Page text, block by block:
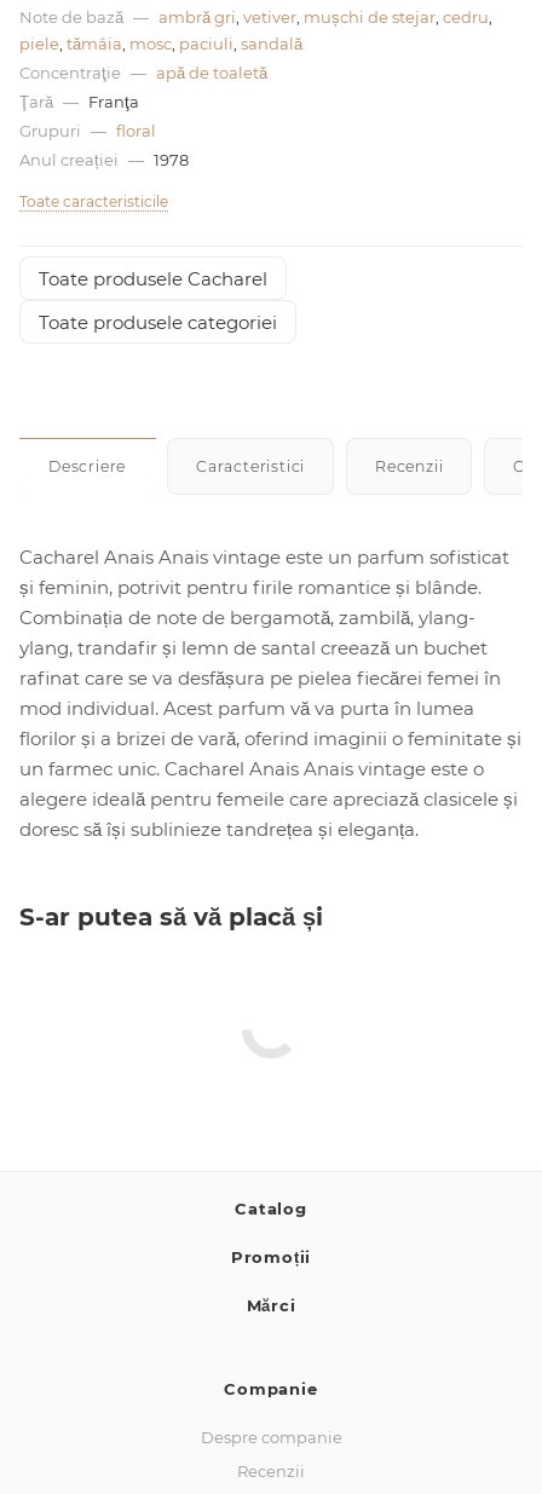
Note de bază — ambră gri vetiver mușchi de stejar cedru
piele tămâia mosc paciuli sandală
Concentraţie — apă de toaletă
Ţară — Franţa
Grupuri
— floral
Anul creației
— 1978
Toate caracteristicile
Toate produsele Cacharel
Toate produsele categoriei
Descriere Caracteristici Recenzii
Cacharel Anais Anais vintage este un parfum sofisticat
și feminin, potrivit pentru firile romantice și blânde.
Combinația de note de bergamotă, zambilă, ylang-
ylang, trandafir și lemn de santal creează un buchet
rafinat care se va desfășura pe pielea fiecărei femei în
mod individual. Acest parfum vă va purta în lumea
florilor și a brizei de vară, oferind imaginii o feminitate și
un farmec unic. Cacharel Anais Anais vintage este o
alegere ideală pentru femeile care apreciază clasicele și
doresc să își sublinieze tandrețea și eleganța.
S-ar putea să vă placă și
Catalog
Promoții
Mărci
Companie
Despre companie
Recenzii